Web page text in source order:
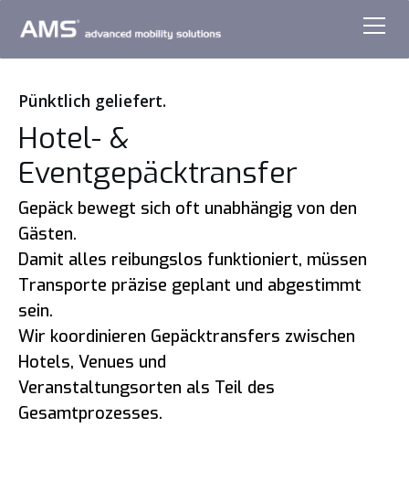
Pünktlich geliefert.
Hotel- &
Eventgepäcktransfer
Gepäck bewegt sich oft unabhängig von den
Gästen.
Damit alles reibungslos funktioniert, müssen
Transporte präzise geplant und abgestimmt
sein.
Wir koordinieren Gepäcktransfers zwischen
Hotels, Venues und
Veranstaltungsorten als Teil des
Gesamtprozesses.